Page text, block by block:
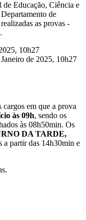
Educação, Ciência e
de
as provas -
10h27
de 2025, 10h27
em que a prova
às 09h, sendo os
às 08h50min. Os
DA TARDE,
a partir das 14h30min e